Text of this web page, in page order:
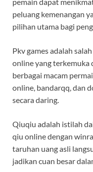
pemain dapat
peluang kemenangan
pilihan utama bagi
Pkv games adalah
online yang terkemuka
berbagai macam
online, bandarqq, dan
secara daring.
Qiuqiu adalah istilah
qiu online dengan
taruhan uang asli
jadikan cuan besar